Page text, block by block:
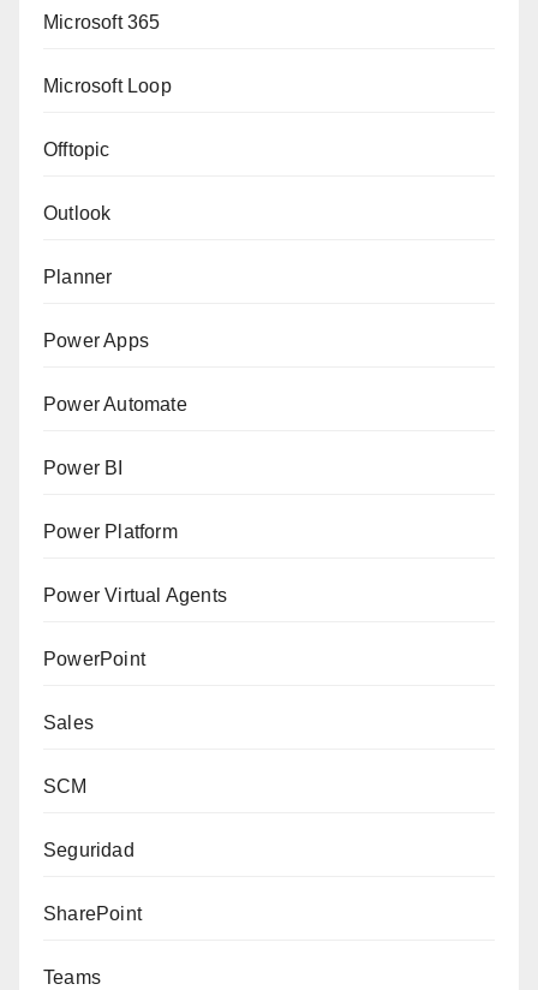
Microsoft 365
Microsoft Loop
Offtopic
Outlook
Planner
Power Apps
Power Automate
Power BI
Power Platform
Power Virtual Agents
PowerPoint
Sales
SCM
Seguridad
SharePoint
Teams